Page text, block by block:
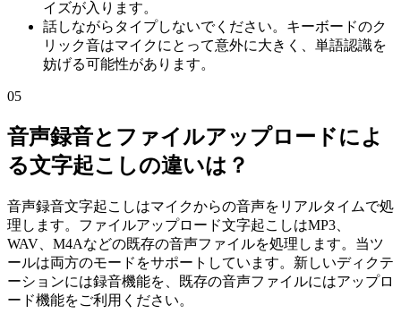
イズが入ります。
話しながらタイプしないでください。キーボードのク
リック音はマイクにとって意外に大きく、単語認識を
妨げる可能性があります。
05
音声録音とファイルアップロードによ
る文字起こしの違いは？
音声録音文字起こしはマイクからの音声をリアルタイムで処
理します。ファイルアップロード文字起こしはMP3、
WAV、M4Aなどの既存の音声ファイルを処理します。当ツ
ールは両方のモードをサポートしています。新しいディクテ
ーションには録音機能を、既存の音声ファイルにはアップロ
ード機能をご利用ください。